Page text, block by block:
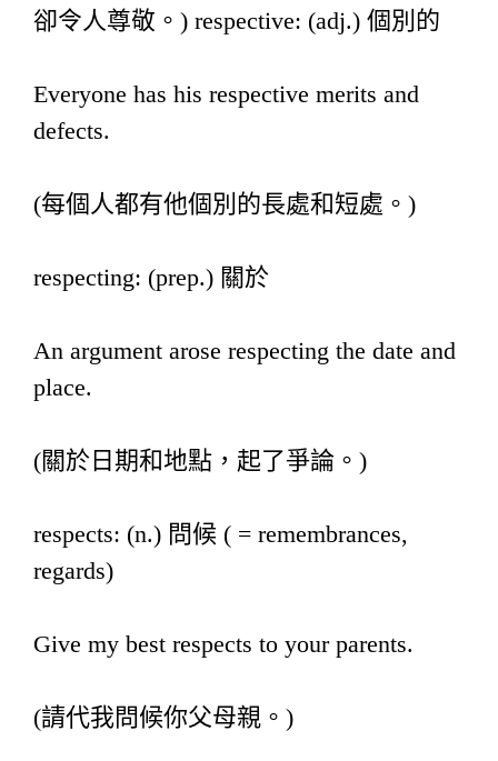
卻令人尊敬。) respective: (adj.) 個別的
Everyone has his respective merits and
defects.
(每個人都有他個別的長處和短處。)
respecting: (prep.) 關於
An argument arose respecting the date and
place.
(關於日期和地點，起了爭論。)
respects: (n.) 問候 ( = remembrances,
regards)
Give my best respects to your parents.
(請代我問候你父母親。)